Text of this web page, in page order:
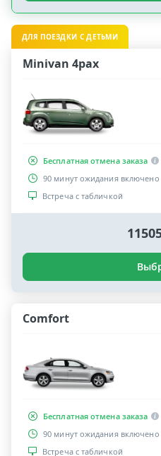
ДЛЯ ПОЕЗДКИ С ДЕТЬМИ
Minivan 4pax
Бесплатная отмена заказа
90 минут ожидания включено
Встреча с табличкой
Comfort
Бесплатная отмена заказа
90 минут ожидания включено
Встреча с табличкой